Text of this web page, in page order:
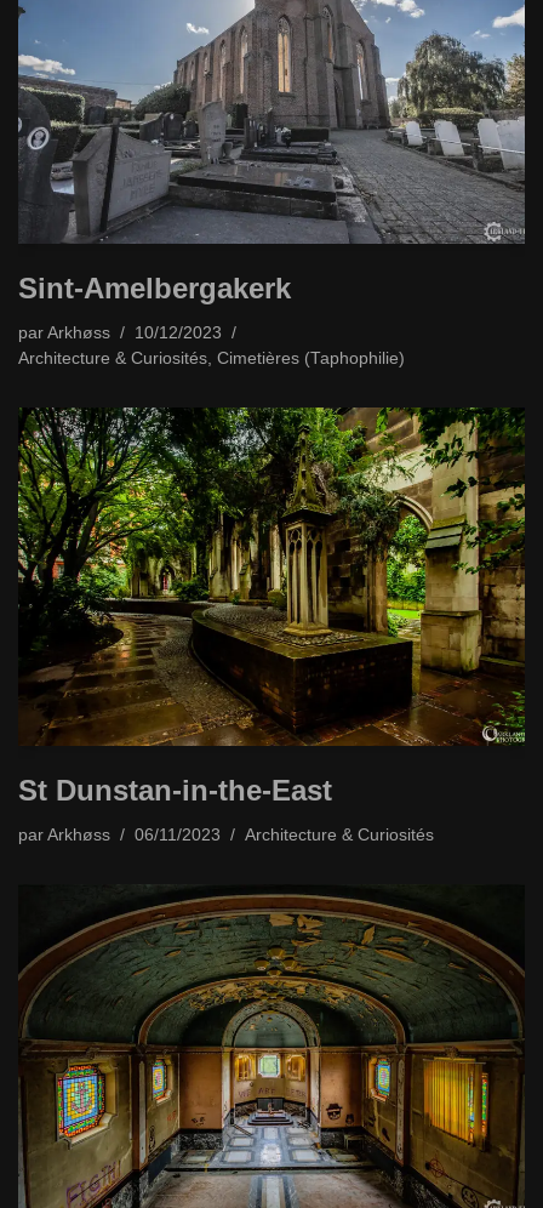
Sint-Amelbergakerk
par Arkhøss
10/12/2023
Architecture & Curiosités, Cimetières (Taphophilie)
St Dunstan-in-the-East
par Arkhøss 06/11/2023 Architecture & Curiosités